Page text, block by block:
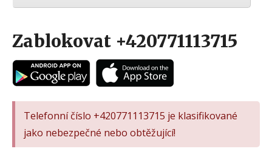
Zablokovat +420771113715
Telefonní číslo +420771113715 je klasifikované
jako nebezpečné nebo obtěžující!